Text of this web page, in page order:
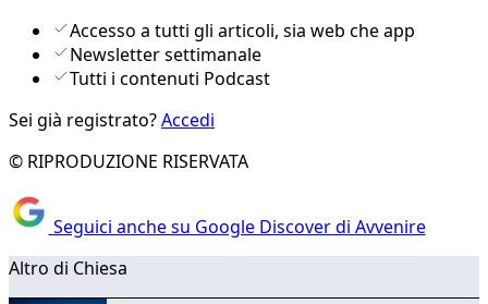
Accesso a tutti gli articoli, sia web che app
Newsletter settimanale
Tutti i contenuti Podcast
Sei già registrato?Accedi
© RIPRODUZIONE RISERVATA
Seguici anche su Google Discover di Avvenire
Altro di Chiesa